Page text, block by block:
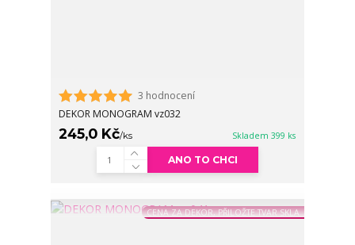
3 hodnocení
DEKOR MONOGRAM vz032
245,0 Kč/ks Skladem 399 ks
ANO TO CHCI
CENA ZA DEKOR, PŘILOŽTE TVAR SKLA